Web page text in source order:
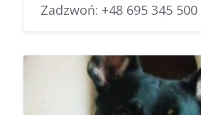
Zadzwoń: +48 695 345 500